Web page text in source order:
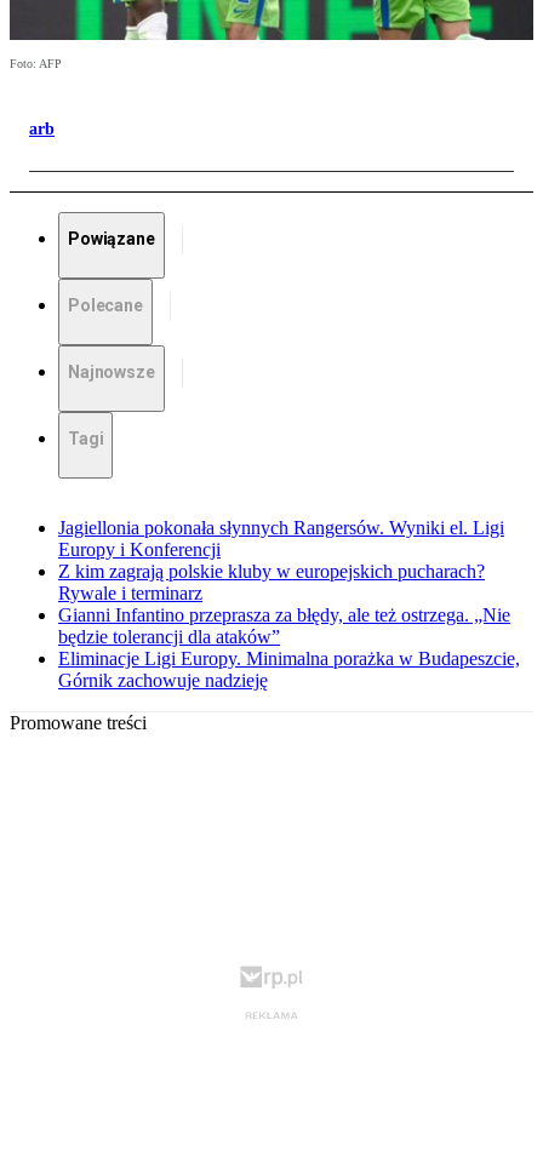
Foto: AFP
arb
Powiązane
Polecane
Najnowsze
Tagi
Jagiellonia pokonała słynnych Rangersów. Wyniki el. Ligi
Europy i Konferencji
Z kim zagrają polskie kluby w europejskich pucharach?
Rywale i terminarz
Gianni Infantino przeprasza za błędy, ale też ostrzega. „Nie
będzie tolerancji dla ataków”
Eliminacje Ligi Europy. Minimalna porażka w Budapeszcie,
Górnik zachowuje nadzieję
Promowane treści